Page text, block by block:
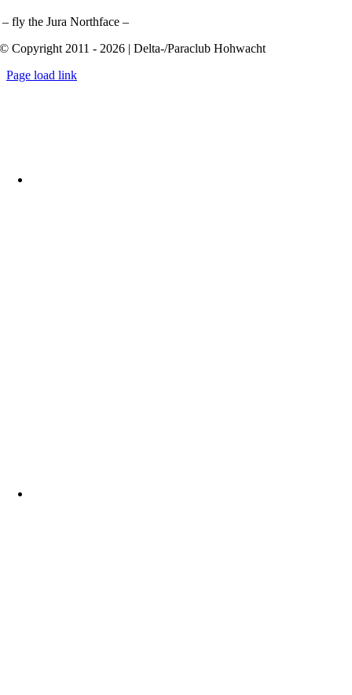
– fly the Jura Northface –
© Copyright 2011 - 2026 | Delta-/Paraclub Hohwacht
Page load link